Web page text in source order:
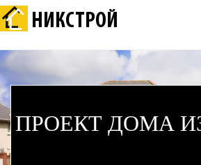
НИКСТРОЙ
ПРОЕКТ ДОМА